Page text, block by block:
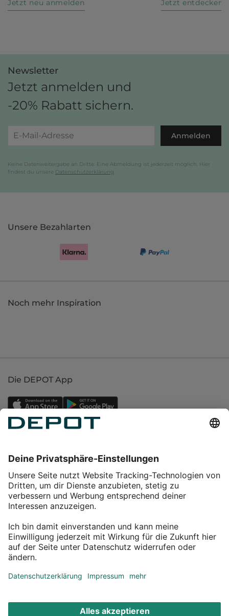
Jetzt neu anmelden
Jetzt entdecken
Newsletter
Jetzt anmelden und
-20% Rabatt sichern.
Anmelden
Keine Datenweitergabe an Dritte. Eine Abmeldung ist jederzeit möglich. Hier
findest du unsere Datenschutzerklärung
Unsere Bezahlarten
Noch mehr Inspiration
Die DEPOT App
Service
Über DEPOT
Kontakt